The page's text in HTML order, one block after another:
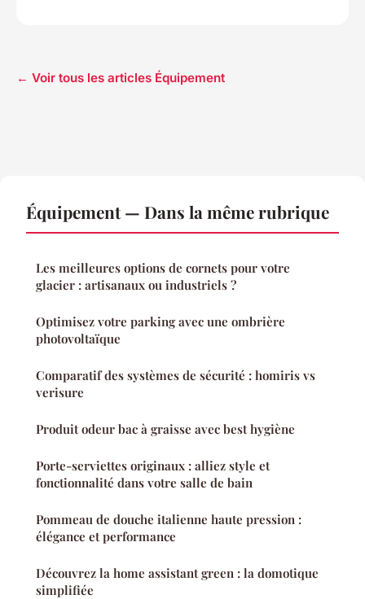
← Voir tous les articles Équipement
Équipement — Dans la même rubrique
Les meilleures options de cornets pour votre
glacier : artisanaux ou industriels ?
Optimisez votre parking avec une ombrière
photovoltaïque
Comparatif des systèmes de sécurité : homiris vs
verisure
Produit odeur bac à graisse avec best hygiène
Porte-serviettes originaux : alliez style et
fonctionnalité dans votre salle de bain
Pommeau de douche italienne haute pression :
élégance et performance
Découvrez la home assistant green : la domotique
simplifiée